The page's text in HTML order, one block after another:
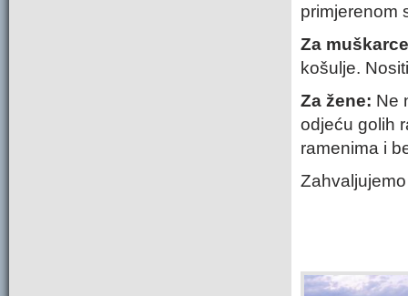
primjerenom
Za
košulje.
Za žene: Ne
odjeću golih
ramenima i